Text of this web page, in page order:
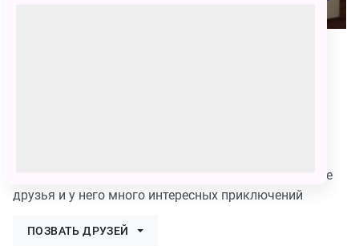
умку , он очень добрый интересный и у него хорошие
друзья и у него много интересных приключений
ПОЗВАТЬ ДРУЗЕЙ